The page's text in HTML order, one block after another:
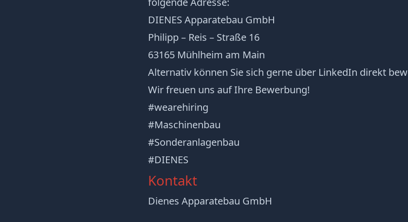
DIENES Apparatebau GmbH
Philipp – Reis – Straße 16
63165 Mühlheim am Main
Alternativ können Sie sich gerne über LinkedIn direkt
Wir freuen uns auf Ihre Bewerbung!
#wearehiring
#Maschinenbau
#Sonderanlagenbau
#DIENES
Kontakt
Dienes Apparatebau GmbH